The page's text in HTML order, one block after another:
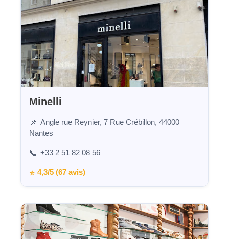
Minelli
📌 Angle rue Reynier, 7 Rue Crébillon, 44000
Nantes
📞 +33 2 51 82 08 56
⭐ 4,3/5 (67 avis)